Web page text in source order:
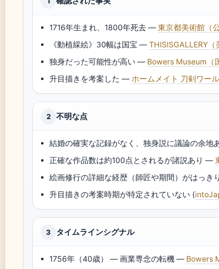
1716年生まれ、1800年死去 —東京都美術館（
《動植綵絵》30幅は国宝 —THISISGALLERY
独身だった可能性が高い — Bowers Museum（
升目描きを考案した —ホームメイト 刀剣ワー
2 不明な点
結婚の確実な記録がなく、独身説に議論の余
正確な作品数は約100点とされるが諸説あり —
絵画修行の詳細な経歴（師匠や期間）がはっき
升目描きの考案時期が特定されていない (
3 タイムラインシグナル
1756年（40歳） — 画業専念の転機 — Bowers